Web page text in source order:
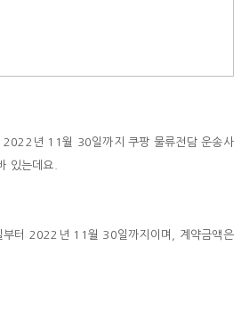
년 11월 30일까지 쿠팡 물류전담 운송사
있는데요.
터 2022년 11월 30일까지이며, 계약금액은